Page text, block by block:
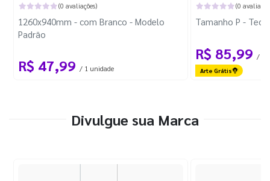
(0 avaliações)
1260x940mm - com Branco - Modelo
Padrão
R$ 47,99 / 1 unidade
(0
Tamanho P -
R$ 85,99 / 1
Arte Grátis
Divulgue sua Marca